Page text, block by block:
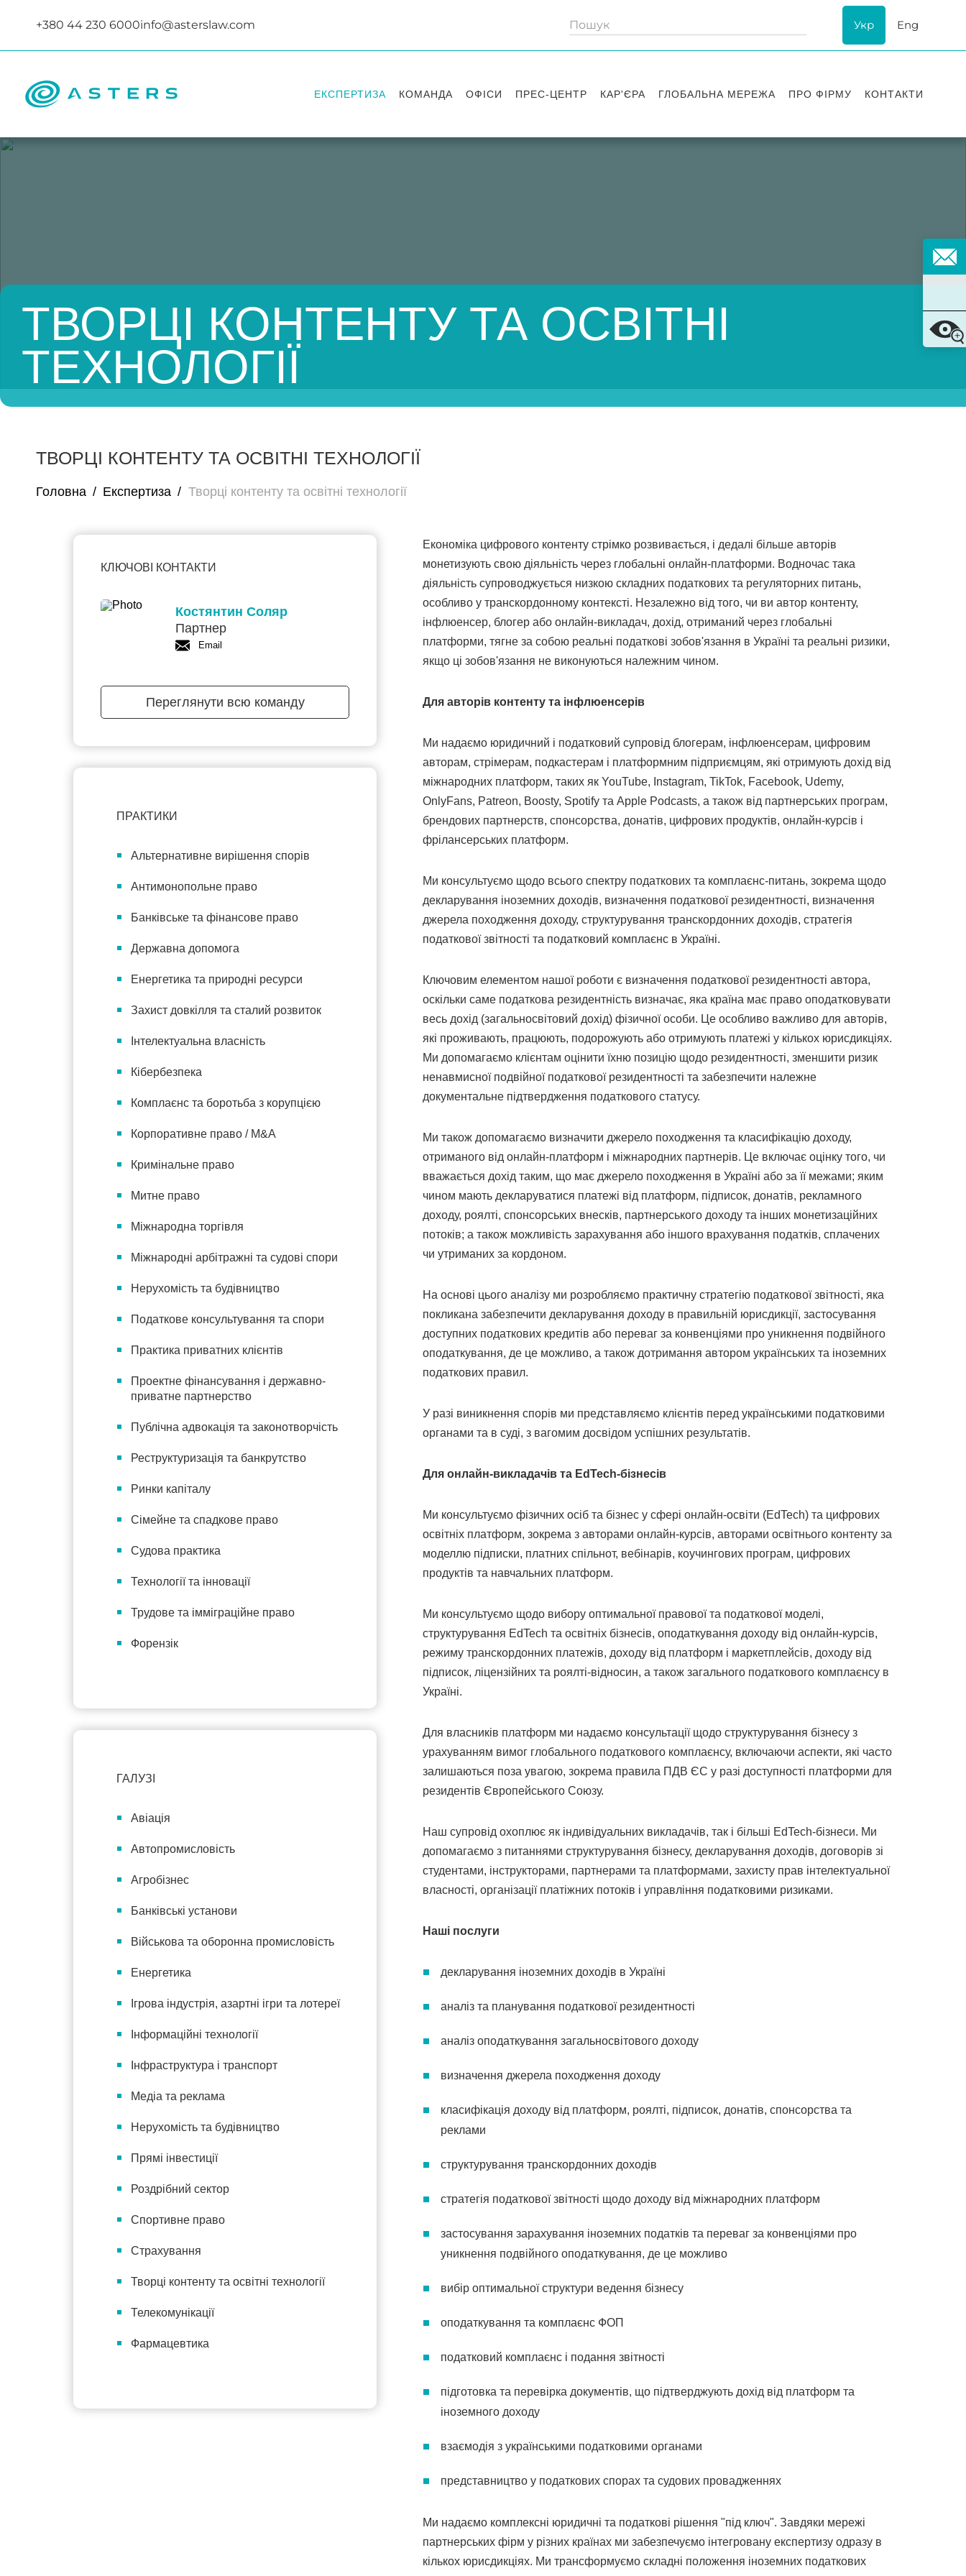
+380 44 230 6000info@asterslaw.com Укр Eng
ЕКСПЕРТИЗА КОМАНДА ОФІСИ ПРЕС-ЦЕНТР КАР'ЄРА ГЛОБАЛЬНА МЕРЕЖА ПРО ФІРМУ КОНТАКТИ
ТВОРЦІ КОНТЕНТУ ТА ОСВІТНІ
ТЕХНОЛОГІЇ
ТВОРЦІ КОНТЕНТУ ТА ОСВІТНІ ТЕХНОЛОГІЇ
Головна / Експертиза / Творці контенту та освітні технології
КЛЮЧОВІ КОНТАКТИ
Костянтин Соляр
Партнер
Email
Переглянути всю команду
ПРАКТИКИ
Альтернативне вирішення спорів
Антимонопольне право
Банківське та фінансове право
Державна допомога
Енергетика та природні ресурси
Захист довкілля та сталий розвиток
Інтелектуальна власність
Кібербезпека
Комплаєнс та боротьба з корупцією
Корпоративне право / M&A
Кримінальне право
Митне право
Міжнародна торгівля
Міжнародні арбітражні та судові спори
Нерухомість та будівництво
Податкове консультування та спори
Практика приватних клієнтів
Проектне фінансування і державно-
приватне партнерство
Публічна адвокація та законотворчість
Реструктуризація та банкрутство
Ринки капіталу
Сімейне та спадкове право
Судова практика
Технології та інновації
Трудове та імміграційне право
Форензік
ГАЛУЗІ
Авіація
Автопромисловість
Агробізнес
Банківські установи
Військова та оборонна промисловість
Енергетика
Ігрова індустрія, азартні ігри та лотереї
Інформаційні технології
Інфраструктура і транспорт
Медіа та реклама
Нерухомість та будівництво
Прямі інвестиції
Роздрібний сектор
Спортивне право
Страхування
Творці контенту та освітні технології
Телекомунікації
Фармацевтика
Економіка цифрового контенту стрімко розвивається, і дедалі більше авторів
монетизують свою діяльність через глобальні онлайн-платформи. Водночас така
діяльність супроводжується низкою складних податкових та регуляторних питань,
особливо у транскордонному контексті. Незалежно від того, чи ви автор контенту,
інфлюенсер, блогер або онлайн-викладач, дохід, отриманий через глобальні
платформи, тягне за собою реальні податкові зобов'язання в Україні та реальні ризики,
якщо ці зобов'язання не виконуються належним чином.
Для авторів контенту та інфлюенсерів
Ми надаємо юридичний і податковий супровід блогерам, інфлюенсерам, цифровим
авторам, стрімерам, подкастерам і платформним підприємцям, які отримують дохід від
міжнародних платформ, таких як YouTube, Instagram, TikTok, Facebook, Udemy,
OnlyFans, Patreon, Boosty, Spotify та Apple Podcasts, а також від партнерських програм,
брендових партнерств, спонсорства, донатів, цифрових продуктів, онлайн-курсів і
фрілансерських платформ.
Ми консультуємо щодо всього спектру податкових та комплаєнс-питань, зокрема щодо
декларування іноземних доходів, визначення податкової резидентності, визначення
джерела походження доходу, структурування транскордонних доходів, стратегія
податкової звітності та податковий комплаєнс в Україні.
Ключовим елементом нашої роботи є визначення податкової резидентності автора,
оскільки саме податкова резидентність визначає, яка країна має право оподатковувати
весь дохід (загальносвітовий дохід) фізичної особи. Це особливо важливо для авторів,
які проживають, працюють, подорожують або отримують платежі у кількох юрисдикціях.
Ми допомагаємо клієнтам оцінити їхню позицію щодо резидентності, зменшити ризик
ненавмисної подвійної податкової резидентності та забезпечити належне
документальне підтвердження податкового статусу.
Ми також допомагаємо визначити джерело походження та класифікацію доходу,
отриманого від онлайн-платформ і міжнародних партнерів. Це включає оцінку того, чи
вважається дохід таким, що має джерело походження в Україні або за її межами; яким
чином мають декларуватися платежі від платформ, підписок, донатів, рекламного
доходу, роялті, спонсорських внесків, партнерського доходу та інших монетизаційних
потоків; а також можливість зарахування або іншого врахування податків, сплачених
чи утриманих за кордоном.
На основі цього аналізу ми розробляємо практичну стратегію податкової звітності, яка
покликана забезпечити декларування доходу в правильній юрисдикції, застосування
доступних податкових кредитів або переваг за конвенціями про уникнення подвійного
оподаткування, де це можливо, а також дотримання автором українських та іноземних
податкових правил.
У разі виникнення спорів ми представляємо клієнтів перед українськими податковими
органами та в суді, з вагомим досвідом успішних результатів.
Для онлайн-викладачів та EdTech-бізнесів
Ми консультуємо фізичних осіб та бізнес у сфері онлайн-освіти (EdTech) та цифрових
освітніх платформ, зокрема з авторами онлайн-курсів, авторами освітнього контенту за
моделлю підписки, платних спільнот, вебінарів, коучингових програм, цифрових
продуктів та навчальних платформ.
Ми консультуємо щодо вибору оптимальної правової та податкової моделі,
структурування EdTech та освітніх бізнесів, оподаткування доходу від онлайн-курсів,
режиму транскордонних платежів, доходу від платформ і маркетплейсів, доходу від
підписок, ліцензійних та роялті-відносин, а також загального податкового комплаєнсу в
Україні.
Для власників платформ ми надаємо консультації щодо структурування бізнесу з
урахуванням вимог глобального податкового комплаєнсу, включаючи аспекти, які часто
залишаються поза увагою, зокрема правила ПДВ ЄС у разі доступності платформи для
резидентів Європейського Союзу.
Наш супровід охоплює як індивідуальних викладачів, так і більші EdTech-бізнеси. Ми
допомагаємо з питаннями структурування бізнесу, декларування доходів, договорів зі
студентами, інструкторами, партнерами та платформами, захисту прав інтелектуальної
власності, організації платіжних потоків і управління податковими ризиками.
Наші послуги
декларування іноземних доходів в Україні
аналіз та планування податкової резидентності
аналіз оподаткування загальносвітового доходу
визначення джерела походження доходу
класифікація доходу від платформ, роялті, підписок, донатів, спонсорства та
реклами
структурування транскордонних доходів
стратегія податкової звітності щодо доходу від міжнародних платформ
застосування зарахування іноземних податків та переваг за конвенціями про
уникнення подвійного оподаткування, де це можливо
вибір оптимальної структури ведення бізнесу
оподаткування та комплаєнс ФОП
податковий комплаєнс і подання звітності
підготовка та перевірка документів, що підтверджують дохід від платформ та
іноземного доходу
взаємодія з українськими податковими органами
представництво у податкових спорах та судових провадженнях
Ми надаємо комплексні юридичні та податкові рішення "під ключ". Завдяки мережі
партнерських фірм у різних країнах ми забезпечуємо інтегровану експертизу одразу в
кількох юрисдикціях. Ми трансформуємо складні положення іноземних податкових